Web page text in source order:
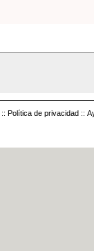
:: Política de privacidad ::